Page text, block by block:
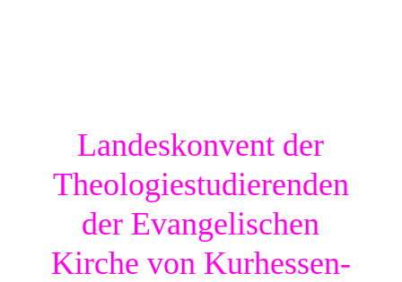
Landeskonvent der
Theologiestudierenden
der Evangelischen
Kirche von Kurhessen-